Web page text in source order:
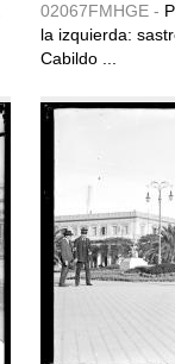
02067FMHGE -
la izquierda:
Cabildo ...